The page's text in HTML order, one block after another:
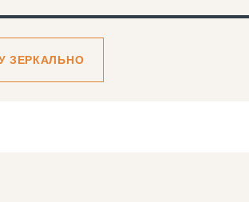
ЗЕРКАЛЬНО